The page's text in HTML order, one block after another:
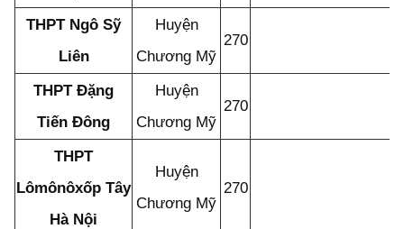
THPT Ngô Sỹ
Liên
Huyện
Chương Mỹ
270
THPT Đặng
Tiến Đông
Huyện
Chương Mỹ
270
THPT
Lômônôxốp Tây
Hà Nội
Huyện
Chương Mỹ
270